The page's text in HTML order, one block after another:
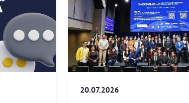
20.07.2026